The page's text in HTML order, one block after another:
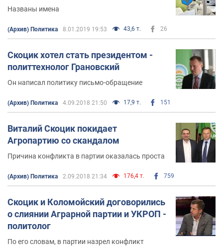
нужно предложить украинскому народу новую
- Мы предлагаем обществуспособ перезагрузки
страны и четкую стратегию развития, которая
предусматривает прежде всего новую модель
политической системы и экономики, ориентацию
государства на человека, его права, потребности и
благосостояние.
США в вопросах глобальной продовольственной
безопасности.
- В процессе завершения войны в Украине главное —
показать людям на оккупированных территориях, что
мы делаем конструктивные шаги на подконтрольных
Украины территориях. Должны заработать Донецкий и
Луганский советы. Для этого нужно провести выборы
в этих представительных органах, при этом оставив
места для тех, кто после деоккупации будет туда
доизбран.
Названы имена
(Архив) Политика 8.01.2019 19:53 43,6 т. 26
Скоцик хотел стать президентом -
политтехнолог Грановский
Он написал политику письмо-обращение
(Архив) Политика 4.09.2018 21:50 17,9 т. 151
Виталий Скоцик покидает
Агропартию со скандалом
Причина конфликта в партии оказалась проста
(Архив) Политика 2.09.2018 21:34 176,4 т. 759
Скоцик и Коломойский договорились
о слиянии Аграрной партии и УКРОП -
политолог
По его словам, в партии назрел конфликт